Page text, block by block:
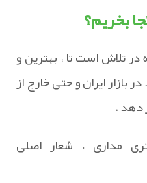
بخریم؟
تلاش است تا ، بهترین و
بازار ایران و حتی خارج از
دهد .
مداری ، شعار اصلی